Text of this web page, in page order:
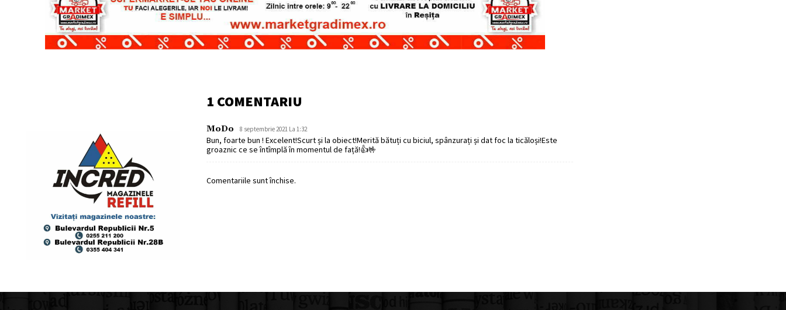
1 COMENTARIU
MoDo 8 septembrie 2021 La 1:32
Bun, foarte bun ! Excelent!Scurt și la obiect!Merită bătuți cu biciul, spânzurați și dat foc la ticăloși!Este
groaznic ce se întîmplă în momentul de față!👍🤟
Comentariile sunt închise.